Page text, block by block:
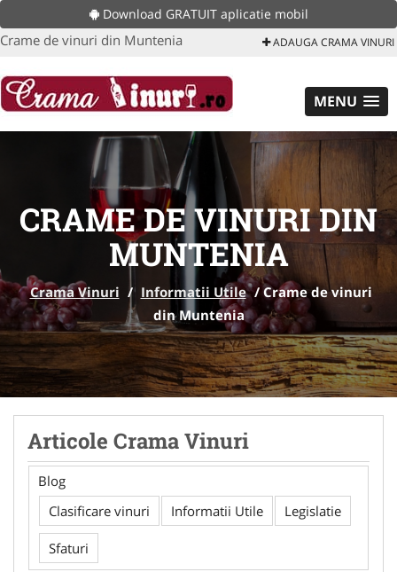
Download GRATUIT aplicatie mobil
Crame de vinuri din Muntenia ADAUGA CRAMA VINURI
MENU
CRAME DE VINURI DIN
MUNTENIA
Crama Vinuri / Informatii Utile / Crame de vinuri
din Muntenia
Articole Crama Vinuri
Blog
Clasificare vinuri
Informatii Utile Legislatie
Sfaturi